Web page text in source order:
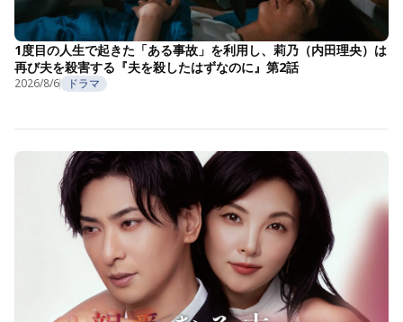
1度目の人生で起きた「ある事故」を利用し、莉乃（内田理央）は
再び夫を殺害する『夫を殺したはずなのに』第2話
2026/8/6 ドラマ